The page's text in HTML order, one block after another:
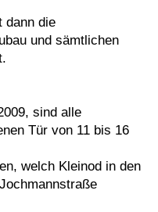
dann die
und sämtlichen
sind alle
Tür von 11 bis 16
welch Kleinod in den